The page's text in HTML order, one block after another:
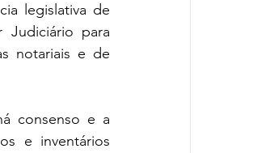
legislativa de
Judiciário para
notariais e de
consenso e a
e inventários